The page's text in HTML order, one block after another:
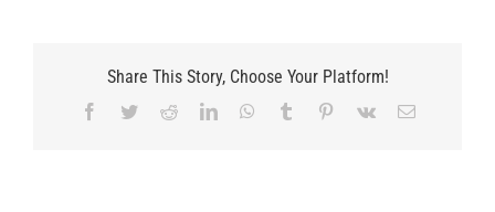
Share This Story, Choose Your Platform!
Facebook
TwitterRedditLinkedInWhatsApp
Tumblr Pinterest
Vk Email